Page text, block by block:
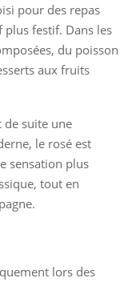
pour des repas
festif. Dans les
du poisson
aux fruits
de suite une
le rosé est
sensation plus
tout en
lors des